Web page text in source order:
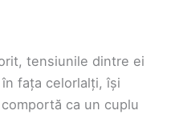
tensiunile dintre ei
fața celorlalți, își
ca un cuplu